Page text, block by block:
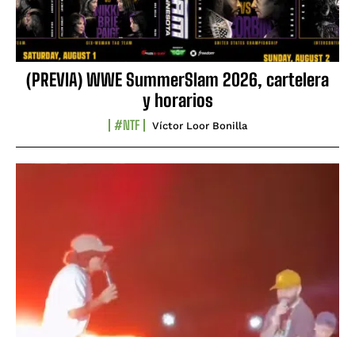
(PREVIA) WWE SummerSlam 2026, cartelera
y horarios
#NTF Víctor Loor Bonilla